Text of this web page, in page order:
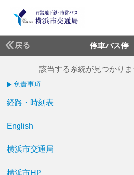
戻る 停車バス停
該当する系統が見つかりま
免責事項
経路・時刻表
English
横浜市交通局
横浜市HP